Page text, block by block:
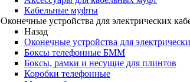
Кабельные муфты
Оконечные устройства для электрических
Назад
Оконечные устройства для
Боксы телефонные БММ
Боксы, рамки и несущие для плинтов
Коробки телефонные